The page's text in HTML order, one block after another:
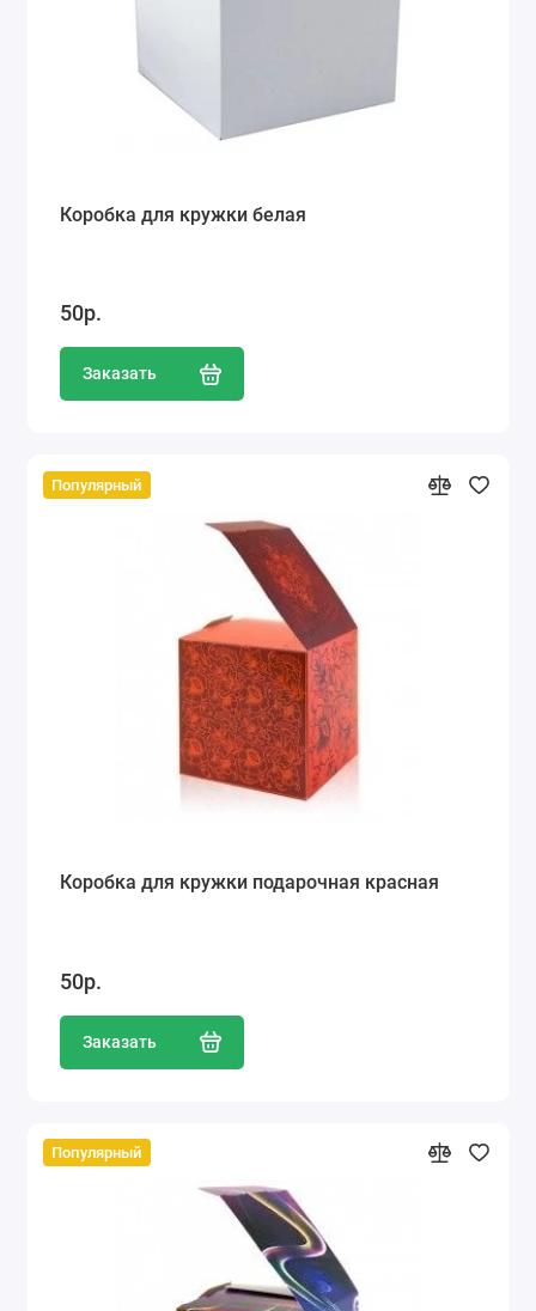
Коробка для кружки белая
50р.
Заказать
Популярный
Коробка для кружки подарочная красная
50р.
Заказать
Популярный